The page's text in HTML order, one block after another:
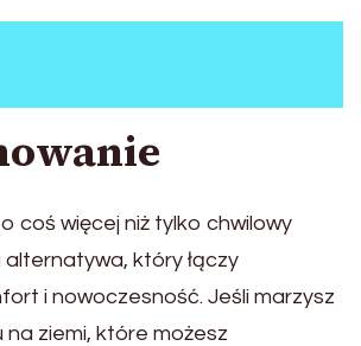
coś więcej niż tylko chwilowy
który łączy
i nowoczesność. Jeśli marzysz
na ziemi, które możesz